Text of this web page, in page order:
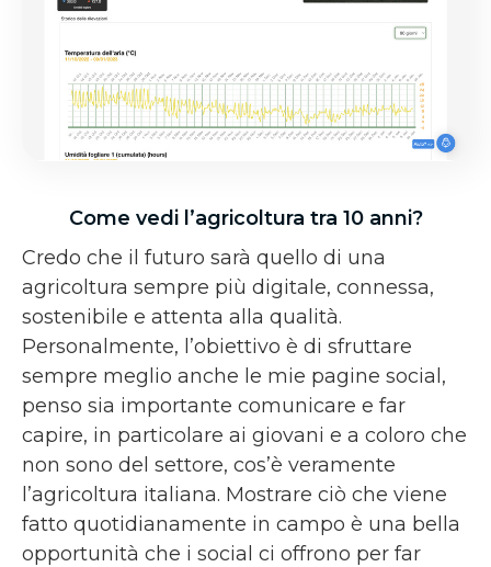
Come vedi l’agricoltura tra 10 anni?
Credo che il futuro sarà quello di una
agricoltura sempre più digitale, connessa,
sostenibile e attenta alla qualità.
Personalmente, l’obiettivo è di sfruttare
sempre meglio anche le mie pagine social,
penso sia importante comunicare e far
capire, in particolare ai giovani e a coloro che
non sono del settore, cos’è veramente
l’agricoltura italiana. Mostrare ciò che viene
fatto quotidianamente in campo è una bella
opportunità che i social ci offrono per far